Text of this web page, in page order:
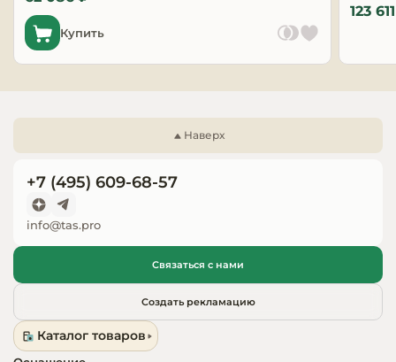
Запчасти для
Купить
123
Наверх
+7 (495) 609-68-57
info@tas.pro
Связаться с нами
Создать рекламацию
Каталог товаров